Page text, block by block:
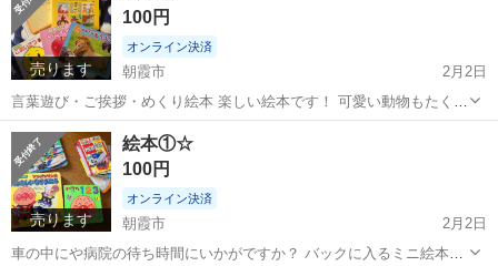
んでみてください。
売ります
100円
オンライン決済
朝霞市
2月2日
言葉遊び・ご挨拶・めくり絵本 楽しい絵本です！ 可愛い動物もたくさ
ん いかがでしょうか？ 中古品です。 ノークレーム・ノーリターンで
お願い致します 詳しくはプロフィールを読んでみてください。
埼玉 朝霞市 家具
売ります
絵本①☆
100円
オンライン決済
朝霞市
2月2日
車の中にや病院の待ち時間にいかがですか？ バックに入るミニ絵本の